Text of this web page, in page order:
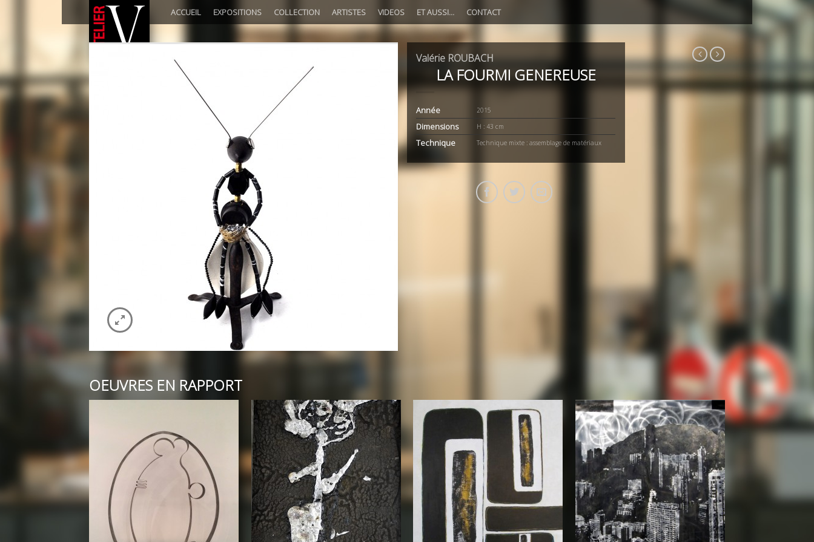
ACCUEIL EXPOSITIONS COLLECTION ARTISTES VIDEOS ET AUSSI… CONTACT
Valérie ROUBACH
LA FOURMI GENEREUSE
Année 2015
Dimensions H : 43 cm
Technique Technique mixte : assemblage de matériaux
OEUVRES EN RAPPORT